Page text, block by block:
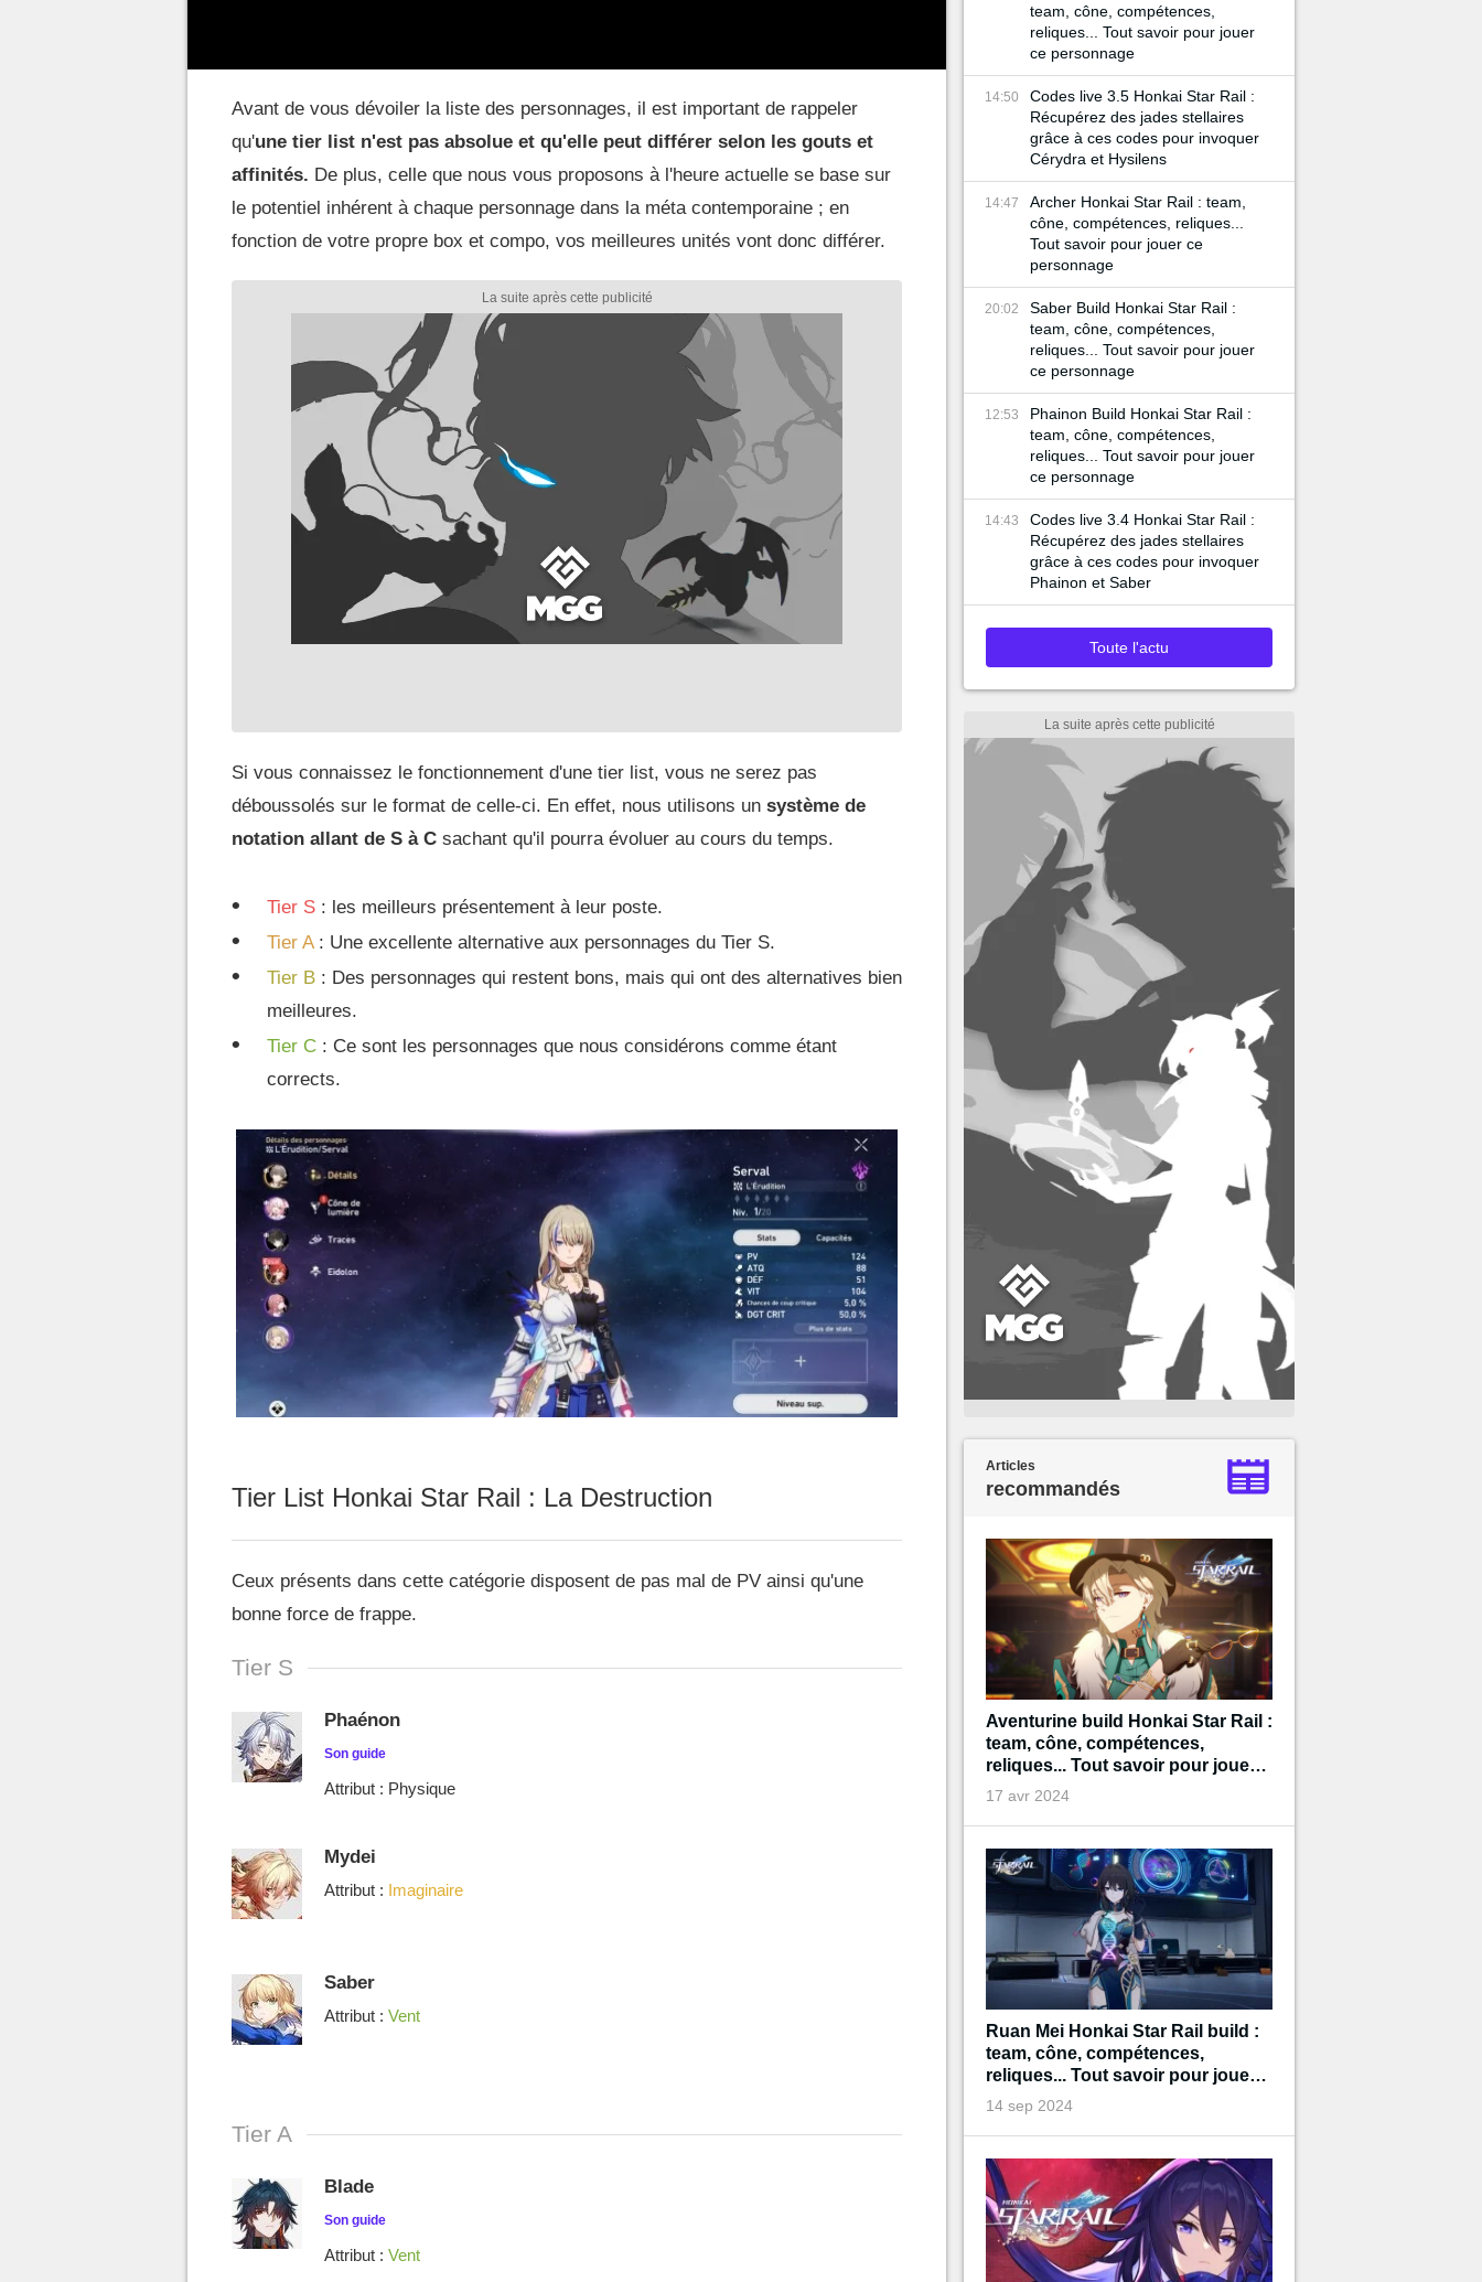
Avant de vous dévoiler la liste des personnages, il est important de rappeler
qu'une tier list n'est pas absolue et qu'elle peut différer selon les gouts et
affinités. De plus, celle que nous vous proposons à l'heure actuelle se base sur
le potentiel inhérent à chaque personnage dans la méta contemporaine ; en
fonction de votre propre box et compo, vos meilleures unités vont donc différer.
Si vous connaissez le fonctionnement d'une tier list, vous ne serez pas
déboussolés sur le format de celle-ci. En effet, nous utilisons un système de
notation allant de S à C sachant qu'il pourra évoluer au cours du temps.
Tier S : les meilleurs présentement à leur poste.
Tier A: Une excellente alternative aux personnages du Tier S.
Tier B : Des personnages qui restent bons, mais qui ont des alternatives bien
meilleures.
Tier C : Ce sont les personnages que nous considérons comme étant
corrects.
Tier List Honkai Star Rail : La Destruction
Ceux présents dans cette catégorie disposent de pas mal de PV ainsi qu'une
bonne force de frappe.
Tier S
Phaénon
Son guide
Attribut : Physique
Mydei
Attribut : Imaginaire
Saber
Attribut : Vent
Tier A
Blade
Son guide
Attribut : Vent
team, cône, compétences,
reliques... Tout savoir pour jouer
ce personnage
14:50
Codes live 3.5 Honkai Star Rail :
Récupérez des jades stellaires
grâce à ces codes pour invoquer
Cérydra et Hysilens
14:47
Archer Honkai Star Rail : team,
cône, compétences, reliques...
Tout savoir pour jouer ce
personnage
20:02
Saber Build Honkai Star Rail :
team, cône, compétences,
reliques... Tout savoir pour jouer
ce personnage
12:53
Phainon Build Honkai Star Rail :
team, cône, compétences,
reliques... Tout savoir pour jouer
ce personnage
14:43
Codes live 3.4 Honkai Star Rail :
Récupérez des jades stellaires
grâce à ces codes pour invoquer
Phainon et Saber
Toute l'actu
Articles
recommandés
Aventurine build Honkai Star Rail :
team, cône, compétences,
reliques... Tout savoir pour jouer
ce personnage
17 avr 2024
Ruan Mei Honkai Star Rail build :
team, cône, compétences,
reliques... Tout savoir pour jouer
ce personnage
14 sep 2024